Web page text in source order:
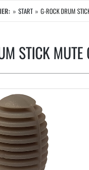
START G-ROCK DRUM
STICK MUTE